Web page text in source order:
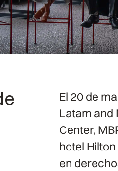
El 20 de
Latam and
Center,
hotel
en